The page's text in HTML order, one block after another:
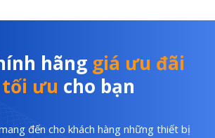
hãng giá ưu đãi
tối ưu cho bạn
đến cho khách hàng những thiết bị